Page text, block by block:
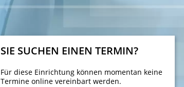
SIE SUCHEN EINEN TERMIN?
Für diese Einrichtung können momentan keine
Termine online vereinbart werden.